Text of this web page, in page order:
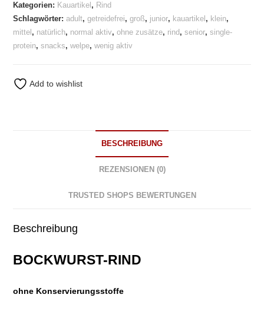
Kategorien: Kauartikel , Rind
Schlagwörter:adult,getreidefrei,groß, junior, kauartikel , klein,
mittel , natürlich, normal aktiv,ohne zusätze, rind ,senior,single-
protein,snacks,welpe,wenig aktiv
Add to wishlist
BESCHREIBUNG
REZENSIONEN (0)
TRUSTED SHOPS BEWERTUNGEN
Beschreibung
BOCKWURST-RIND
ohne Konservierungsstoffe